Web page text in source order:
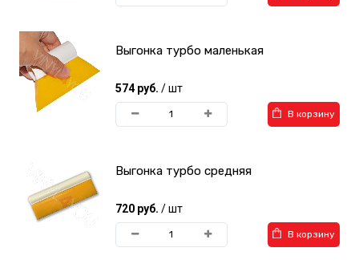
Выгонка турбо маленькая
574 руб. / шт
В корзину
Выгонка турбо средняя
720 руб. / шт
В корзину